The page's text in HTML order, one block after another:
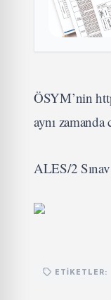
ÖSYM’nin
aynı zamanda
ALES/2
ETIKETLER: